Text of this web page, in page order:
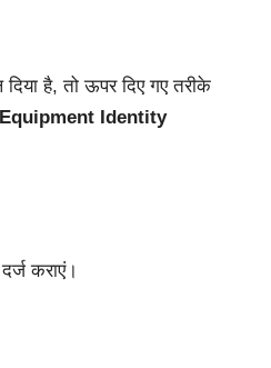
है, तो ऊपर दिए गए तरीके
Identity
कराएं।